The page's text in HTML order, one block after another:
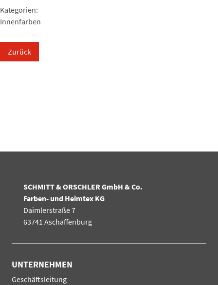
Kategorien:
Innenfarben
Zurück
SCHMITT & ORSCHLER GmbH & Co.
Farben- und Heimtex KG
Daimlerstraße 7
63741 Aschaffenburg
UNTERNEHMEN
Navigation
Geschäftsleitung